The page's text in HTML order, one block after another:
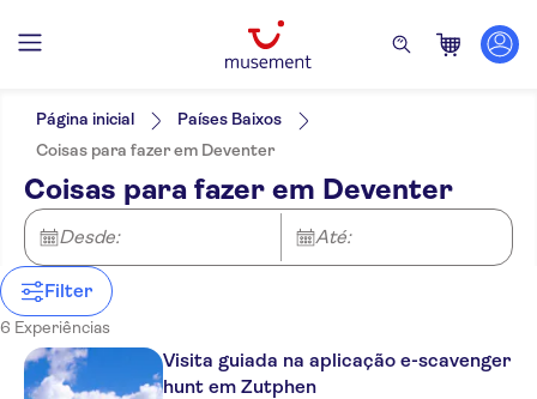
Filtros
R$ Máx.
Opções de ingressos
Confirmação instantânea
Voucher eletrônico
Cancelamento gratuito
Tour com audio guia
Categorias
Tours a pé
Excursões e passeios de um dia
Cidade
Atrações e visitas guiadas
Monumentos
Inglês
Alemão
Espanhol
Francês
Página inicial
Países Baixos
Coisas para fazer em Deventer
Coisas para fazer em Deventer
Desde: Até:
Filter
6 Experiências
Visita guiada na aplicação e-scavenger
hunt em Zutphen